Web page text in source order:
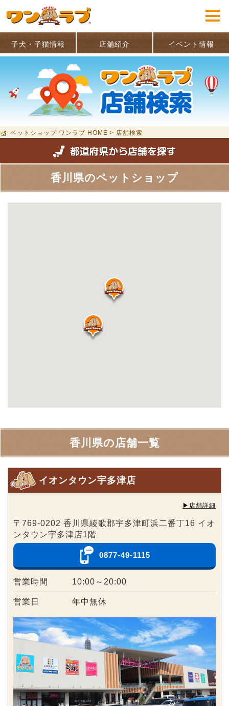
子犬・子猫情報 店舗紹介 イベント情報
ペットショップ ワンラブ HOME > 店舗検索
香川県のペットショップ
香川県の店舗一覧
イオンタウン宇多津店
▶︎店舗詳細
〒769-0202 香川県綾歌郡宇多津町浜二番丁16 イオ
ンタウン宇多津店1階
0877-49-1115
営業時間 10:00～20:00
営業日 年中無休